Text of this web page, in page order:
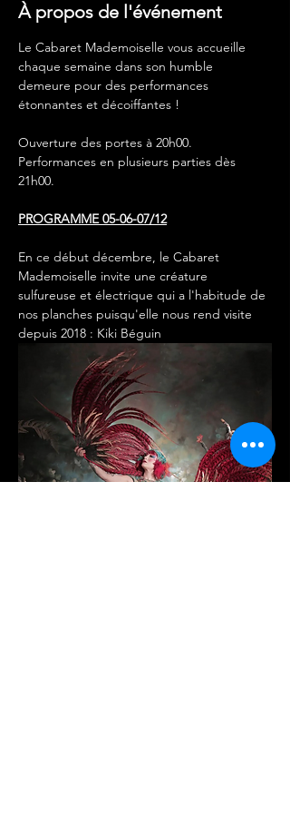
À propos de l'événement
Le Cabaret Mademoiselle vous accueille
chaque semaine dans son humble
demeure pour des performances
étonnantes et décoiffantes !
Ouverture des portes à 20h00.
Performances en plusieurs parties dès
21h00.
PROGRAMME 05-06-07/12
En ce début décembre, le Cabaret
Mademoiselle invite une créature
sulfureuse et électrique qui a l'habitude de
nos planches puisqu'elle nous rend visite
depuis 2018 : Kiki Béguin